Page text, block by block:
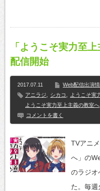
「ようこそ実力至
配信開始
2017.07.11 Web配信出演
アニラジ
シカコ ようこそ実
ようこそ実力至上主義の教室へ
コメントを書く
TVアニ
へ」の
のラジオ
た。毎